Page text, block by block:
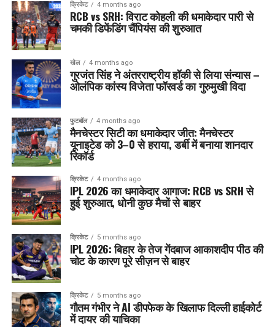
क्रिकेट 4 months ago
RCB vs SRH: विराट कोहली की धमाकेदार पारी से
चमकी डिफेंडिंग चैंपियंस की शुरुआत
खेल 4 months ago
गुरजंत सिंह ने अंतरराष्ट्रीय हॉकी से लिया संन्यास –
ओलंपिक कांस्य विजेता फॉरवर्ड का गुरुमुखी विदा
फुटबॉल 4 months ago
मैनचेस्टर सिटी का धमाकेदार जीत: मैनचेस्टर
यूनाइटेड को 3–0 से हराया, डर्बी में बनाया शानदार
रिकॉर्ड
क्रिकेट 4 months ago
IPL 2026 का धमाकेदार आगाज: RCB vs SRH से
हुई शुरुआत, धोनी कुछ मैचों से बाहर
क्रिकेट 5 months ago
IPL 2026: बिहार के तेज गेंदबाज आकाशदीप पीठ की
चोट के कारण पूरे सीज़न से बाहर
क्रिकेट 5 months ago
गौतम गंभीर ने AI डीपफेक के खिलाफ दिल्ली हाईकोर्ट
में दायर की याचिका